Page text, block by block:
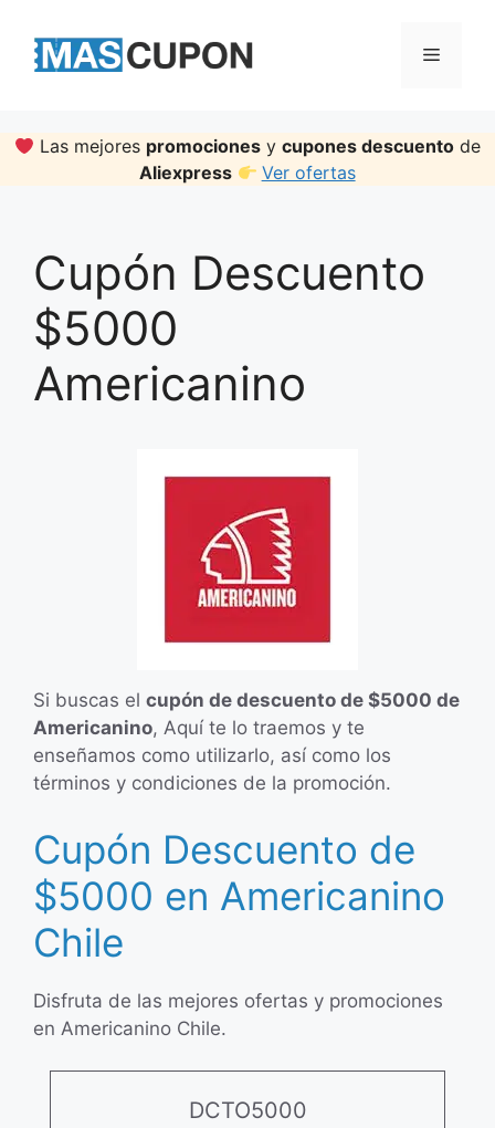
content
Menu
Las mejores promociones ycupones descuento de
Aliexpress
Ver ofertas
Cupón Descuento
$5000
Americanino
Si buscas el cupón de descuento de $5000 de
Americanino, Aquí te lo traemos y te
enseñamos como utilizarlo, así como los
términos y condiciones de la promoción.
Cupón Descuento de
$5000 en Americanino
Chile
Disfruta de las mejores ofertas y promociones
en Americanino Chile.
DCTO5000